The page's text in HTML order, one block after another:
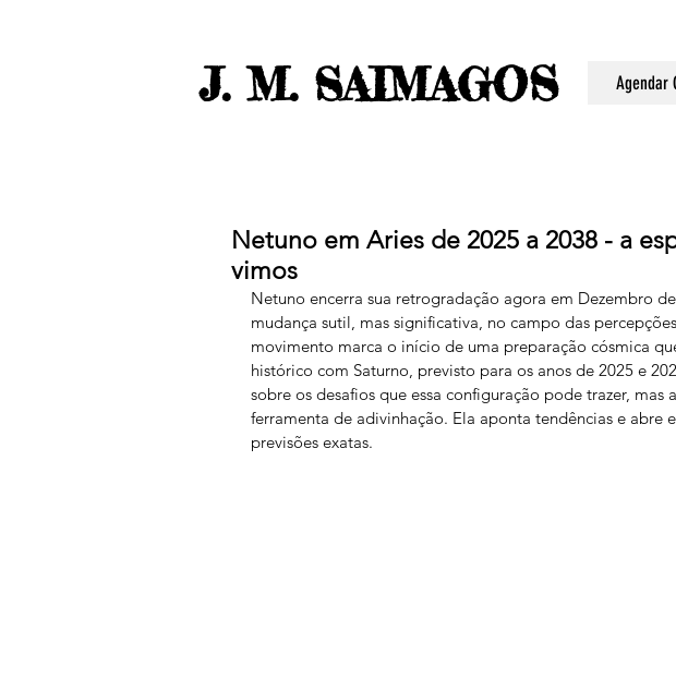
J. M. SAIMAGOS Agendar
Netuno em Aries de 2025 a 2038 - a
vimos
Netuno encerra sua retrogradação agora em Dezembro
mudança sutil, mas significativa, no campo das
movimento marca o início de uma preparação cósmica
histórico com Saturno, previsto para os anos de 2025 e
sobre os desafios que essa configuração pode trazer,
ferramenta de adivinhação. Ela aponta tendências e abre
previsões exatas.